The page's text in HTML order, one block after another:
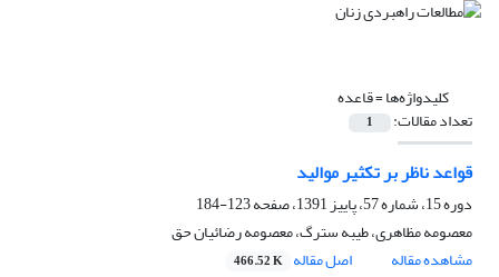
کلیدواژه‌ها =قاعده
تعداد مقالات: 1
قواعد ناظر بر تکثیر موالید
دوره 15، شماره 57، پاییز 1391، صفحه
123-184
معصومه مظاهری، طیبه سترگ، معصومه رضائیان حق
مشاهده مقاله
اصل مقاله 466.52 K